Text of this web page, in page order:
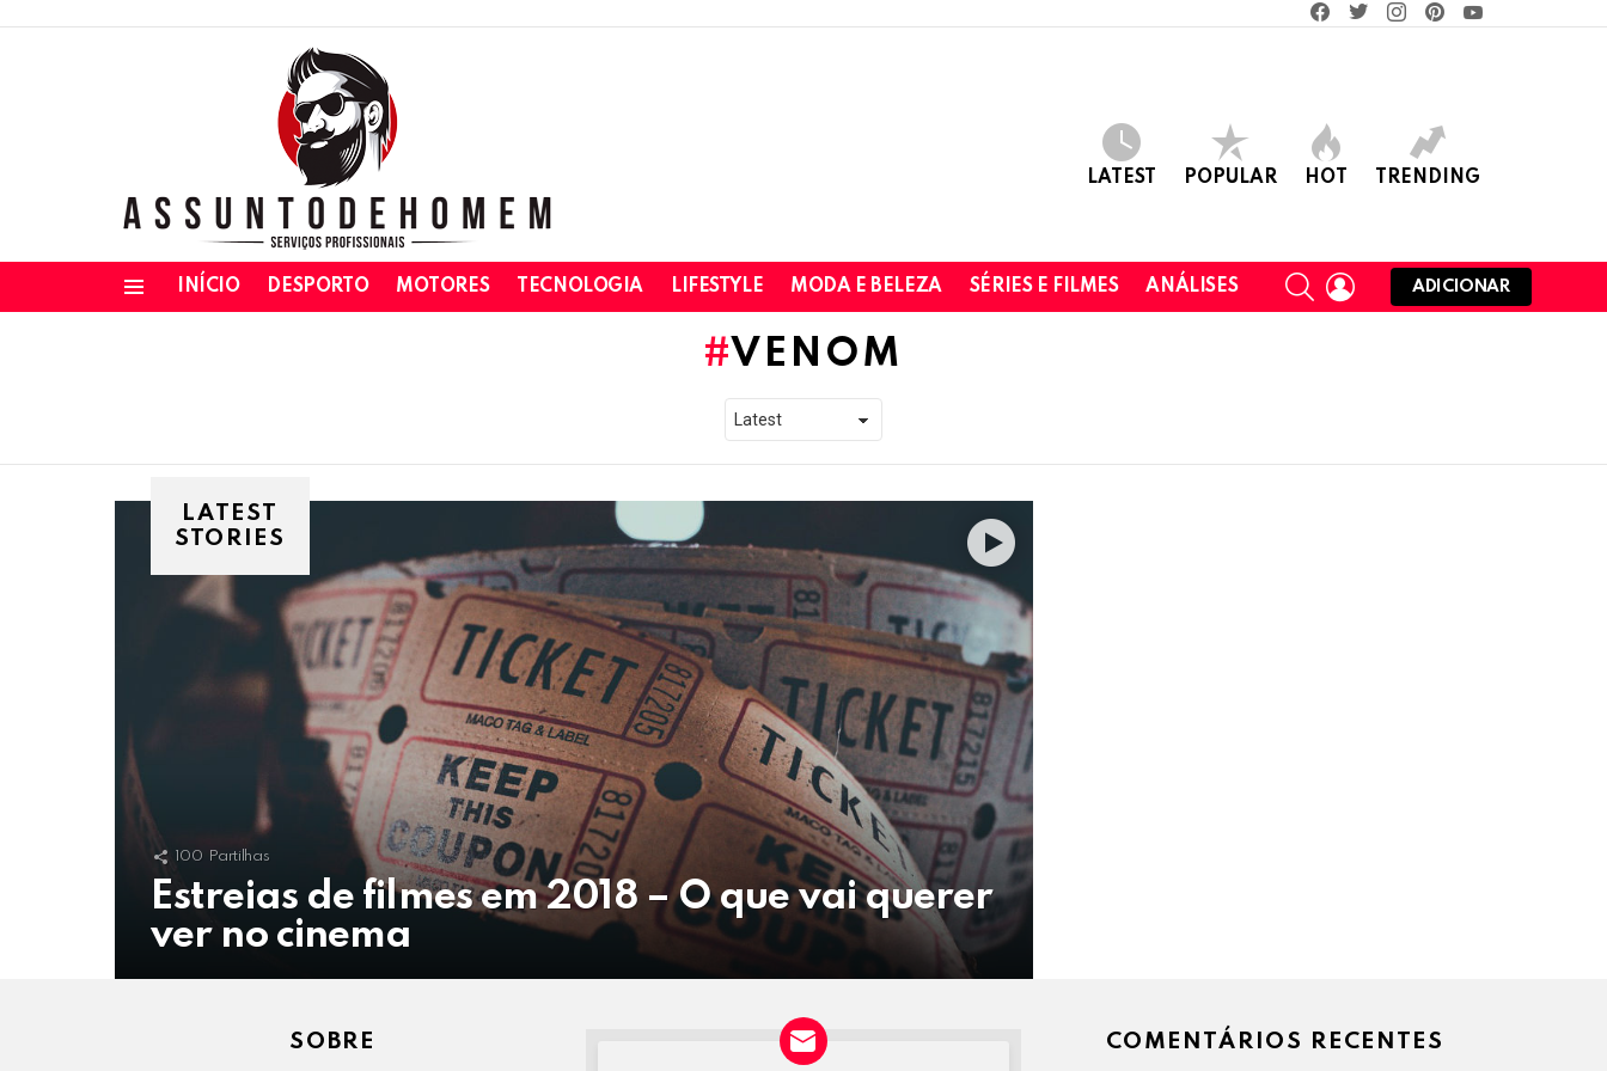
LATEST POPULAR HOT TRENDING
INÍCIO DESPORTO MOTORES TECNOLOGIA LIFESTYLE MODA E BELEZA SÉRIES E FILMES ANÁLISES
SEARCHLOGIN
ADICIONAR
VENOM
LATEST
STORIES
100 Partilhas
Estreias de filmes em 2018 – O que vai querer
ver no cinema
SOBRE COMENTÁRIOS RECENTES